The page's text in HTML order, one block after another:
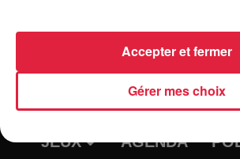
JEUX AGENDA
Gérer mes choix
Accepter et fermer